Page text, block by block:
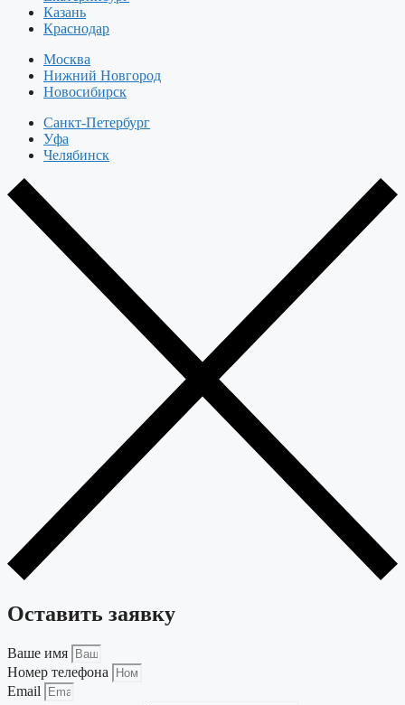
Казань
Краснодар
Москва
Нижний Новгород
Новосибирск
Санкт-Петербург
Уфа
Челябинск
Оставить заявку
Ваше имя
Номер телефона
Email